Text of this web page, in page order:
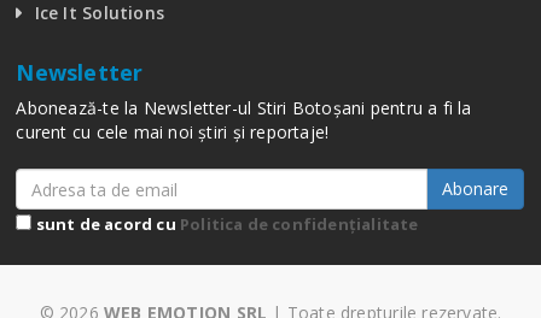
Ice It Solutions
Newsletter
Abonează-te la Newsletter-ul Stiri Botoșani pentru a fi la
curent cu cele mai noi știri și reportaje!
Abonare
sunt de acord cu Politica de confidențialitate
© 2026 WEB EMOTION SRL | Toate drepturile rezervate.